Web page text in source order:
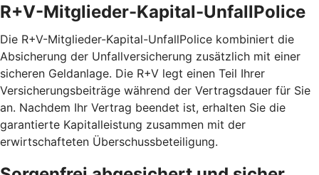
R+V-Mitglieder-Kapital-UnfallPolice
Die R+V-Mitglieder-Kapital-UnfallPolice kombiniert die
Absicherung der Unfallversicherung zusätzlich mit einer
sicheren Geldanlage. Die R+V legt einen Teil Ihrer
Versicherungsbeiträge während der Vertragsdauer für Sie
an. Nachdem Ihr Vertrag beendet ist, erhalten Sie die
garantierte Kapitalleistung zusammen mit der
erwirtschafteten Überschussbeteiligung.